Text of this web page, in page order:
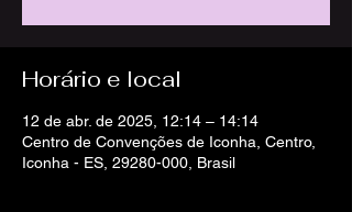
Horário e local
12 de abr. de 2025, 12:14 – 14:14
Centro de Convenções de Iconha, Centro,
Iconha - ES, 29280-000, Brasil